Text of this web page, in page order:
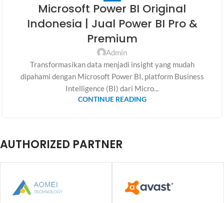
Microsoft Power BI Original
Indonesia | Jual Power BI Pro &
Premium
Admin
Transformasikan data menjadi insight yang mudah
dipahami dengan Microsoft Power BI, platform Business
Intelligence (BI) dari Micro...
CONTINUE READING
AUTHORIZED PARTNER